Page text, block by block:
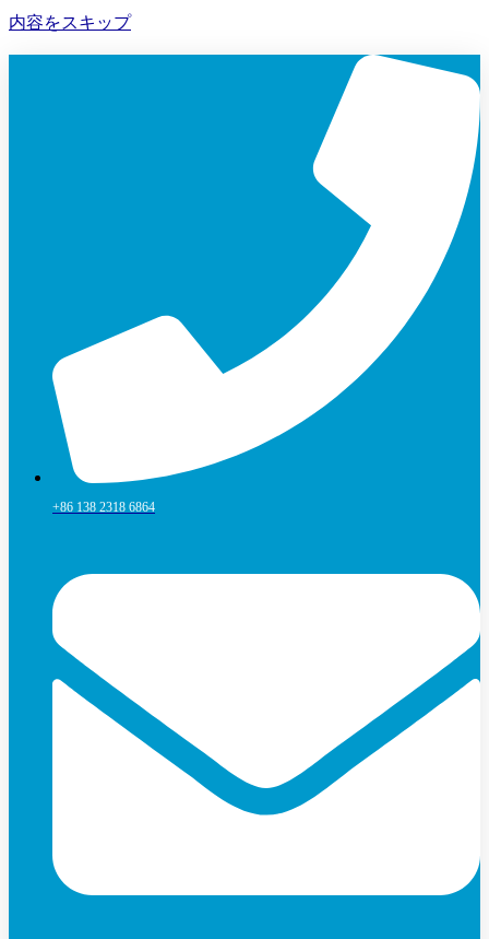
内容をスキップ
+86 138 2318 6864